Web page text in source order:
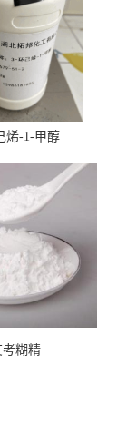
烯-1-甲醇
考糊精